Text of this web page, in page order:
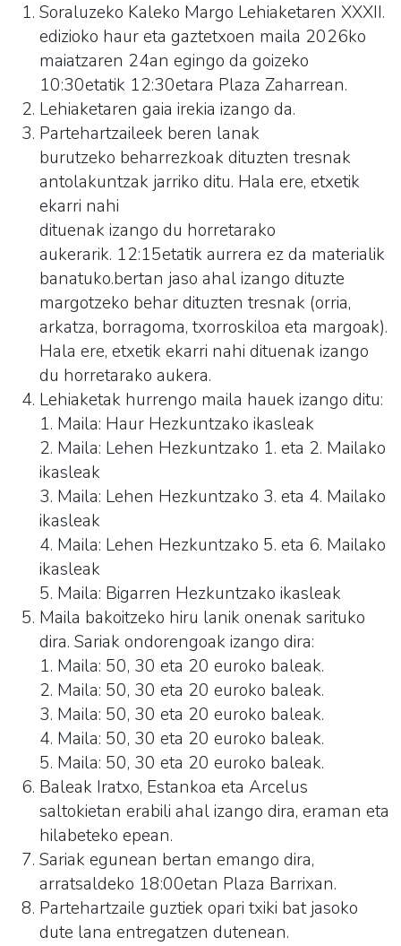
Soraluzeko Kaleko Margo Lehiaketaren XXXII.
edizioko haur eta gaztetxoen maila 2026ko
maiatzaren 24an egingo da goizeko
10:30etatik 12:30etara Plaza Zaharrean.
Lehiaketaren gaia irekia izango da.
Partehartzaileek beren lanak
burutzeko beharrezkoak dituzten tresnak
antolakuntzak jarriko ditu. Hala ere, etxetik
ekarri nahi
dituenak izango du horretarako
aukerarik. 12:15etatik aurrera ez da materialik
banatuko.bertan jaso ahal izango dituzte
margotzeko behar dituzten tresnak (orria,
arkatza, borragoma, txorroskiloa eta margoak).
Hala ere, etxetik ekarri nahi dituenak izango
du horretarako aukera.
Lehiaketak hurrengo maila hauek izango ditu:
1. Maila: Haur Hezkuntzako ikasleak
2. Maila: Lehen Hezkuntzako 1. eta 2. Mailako
ikasleak
3. Maila: Lehen Hezkuntzako 3. eta 4. Mailako
ikasleak
4. Maila: Lehen Hezkuntzako 5. eta 6. Mailako
ikasleak
5. Maila: Bigarren Hezkuntzako ikasleak
Maila bakoitzeko hiru lanik onenak sarituko
dira. Sariak ondorengoak izango dira:
1. Maila: 50, 30 eta 20 euroko baleak.
2. Maila: 50, 30 eta 20 euroko baleak.
3. Maila: 50, 30 eta 20 euroko baleak.
4. Maila: 50, 30 eta 20 euroko baleak.
5. Maila: 50, 30 eta 20 euroko baleak.
Baleak Iratxo, Estankoa eta Arcelus
saltokietan erabili ahal izango dira, eraman eta
hilabeteko epean.
Sariak egunean bertan emango dira,
arratsaldeko 18:00etan Plaza Barrixan.
Partehartzaile guztiek opari txiki bat jasoko
dute lana entregatzen dutenean.